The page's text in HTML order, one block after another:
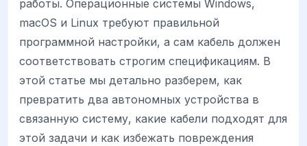
работы. Операционные системы Windows,
macOS и Linux требуют правильной
программной настройки, а сам кабель должен
соответствовать строгим спецификациям. В
этой статье мы детально разберем, как
превратить два автономных устройства в
связанную систему, какие кабели подходят для
этой задачи и как избежать повреждения